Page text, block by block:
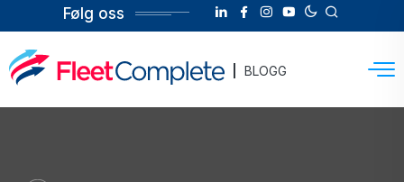
Følg oss
BLOGG